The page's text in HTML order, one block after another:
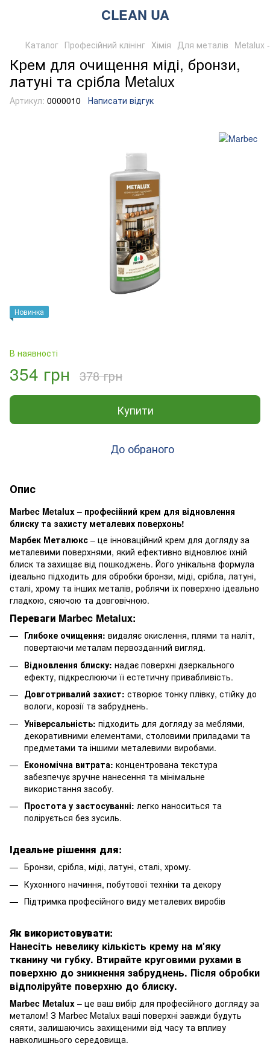
CLEAN UA
Каталог Професійний клінінг Хімія Для металів Metalux
Крем для очищення міді, бронзи,
латуні та срібла Metalux
Артикул: 0000010 Написати відгук
Новинка
В наявності
354 грн 378 грн
Купити
До обраного
Опис
Marbec Metalux – професійний крем для відновлення
блиску та захисту металевих поверхонь!
Марбек Металюкс – це інноваційний крем для догляду за
металевими поверхнями, який ефективно відновлює їхній
блиск та захищає від пошкоджень. Його унікальна формула
ідеально підходить для обробки бронзи, міді, срібла, латуні,
сталі, хрому та інших металів, роблячи їх поверхню ідеально
гладкою, сяючою та довговічною.
Переваги Marbec Metalux:
Глибоке очищення: видаляє окислення, плями та наліт,
повертаючи металам первозданний вигляд.
Відновлення блиску: надає поверхні дзеркального
ефекту, підкреслюючи її естетичну привабливість.
Довготривалий захист: створює тонку плівку, стійку до
вологи, корозії та забруднень.
Універсальність: підходить для догляду за меблями,
декоративними елементами, столовими приладами та
предметами та іншими металевими виробами.
Економічна витрата: концентрована текстура
забезпечує зручне нанесення та мінімальне
використання засобу.
Простота у застосуванні: легко наноситься та
полірується без зусиль.
Ідеальне рішення для:
Бронзи, срібла, міді, латуні, сталі, хрому.
Кухонного начиння, побутової техніки та декору
Підтримка професійного виду металевих виробів
Як використовувати:
Нанесіть невелику кількість крему на м'яку
тканину чи губку. Втирайте круговими рухами в
поверхню до зникнення забруднень. Після обробки
відполіруйте поверхню до блиску.
Marbec Metalux – це ваш вибір для професійного догляду за
металом! З Marbec Metalux ваші поверхні завжди будуть
сяяти, залишаючись захищеними від часу та впливу
навколишнього середовища.